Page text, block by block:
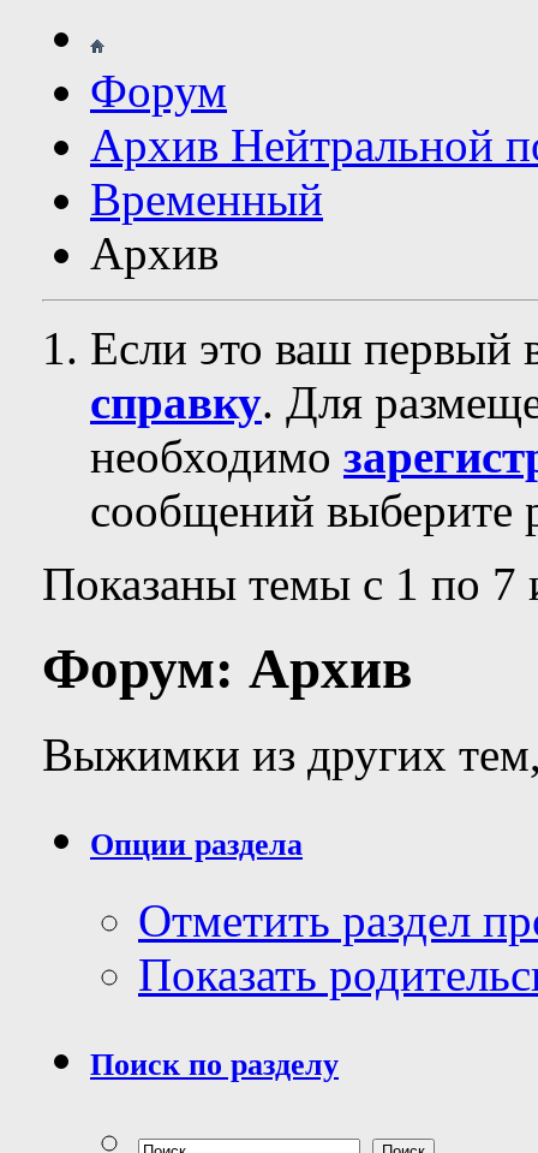
Форум
Архив Нейтральной
Временный
Архив
Если это ваш первый
справку. Для
необходимо
сообщений выберите
Показаны темы с 1 по 7
Форум: Архив
Выжимки из других
Опции раздела
Отметить раздел
Показать
Поиск по разделу